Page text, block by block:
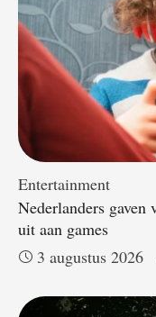
Entertainment
Nederlanders
uit aan games
3 augustus 2026